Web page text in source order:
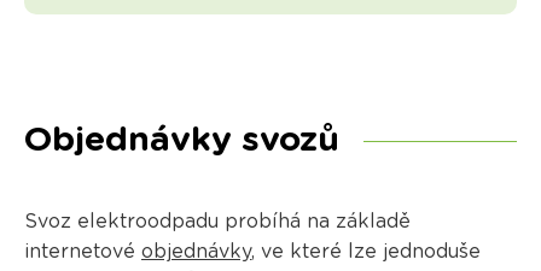
Objednávky svozů
Svoz elektroodpadu probíhá na základě
internetové objednávky, ve které lze jednoduše